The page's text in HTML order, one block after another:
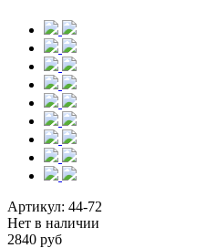
Артикул: 44-72
Нет в наличии
2840 руб